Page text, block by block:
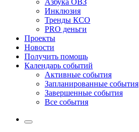
Азбука ОВЗ
Инклюзия
Тренды КСО
PRO деньги
Проекты
Новости
Получить помощь
Календарь событий
Активные события
Запланированные события
Завершенные события
Все события
More